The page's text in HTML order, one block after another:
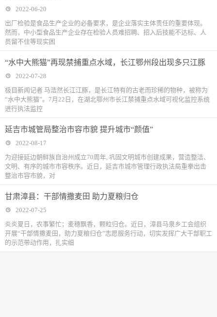
2022-06-20
出厂检验是食品生产企业的必备要求，是企业落实主体责任的重要体现。
然而，中小型食品生产企业存在检验人员难招聘、招入后技能不达标、人
员留不住等现实困
“水中大熊猫”再现禁捕重点水域，长江鄂州段出现多只江豚
2022-07-28
极目新闻记者 马浩然长江江豚，是长江特有的古老而珍稀的物种，被称为
“水中大熊猫”。7月22日，在湖北鄂州市长江禁捕重点水域可视化监控系统
进行执法监控
延吉市城管局整治市容市貌 提升城市“颜值”
2022-08-17
为迎接延边朝鲜族自治州成立70周年, 巩固文明城市创建成果，营造整洁、
文明、有序的城市市容秩序。近日，延吉市城市管理行政执法局重拳出击
整治市容市貌，对
甘肃漳县：干部情撒麦田 助力夏粮归仓
2022-07-25
炎炎夏日，农事繁忙；麦穗飘香，颗粒归仓。近日，漳县马泉乡工会组织
开展“干部情撒麦田，助力夏粮归仓”志愿服务行动，切实发挥广大干部职工
的示范带动作用，扎实细